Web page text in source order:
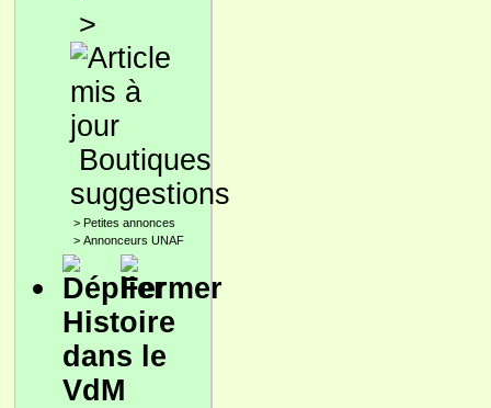
>
Boutiques
suggestions
> Petites annonces
> Annonceurs UNAF
Histoire
dans le
VdM